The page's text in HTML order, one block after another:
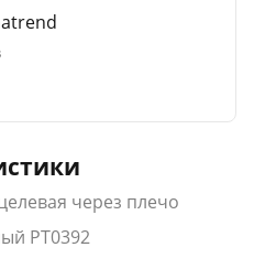
через плечо
PT0392